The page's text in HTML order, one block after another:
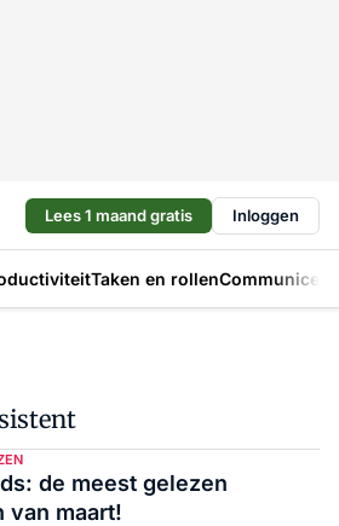
Lees 1 maand gratis Inloggen
Taken en rollen
de meest gelezen
van maart!